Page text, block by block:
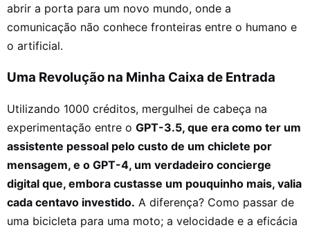
abrir a porta para um novo mundo, onde a
comunicação não conhece fronteiras entre o humano e
o artificial.
Uma Revolução na Minha Caixa de Entrada
Utilizando 1000 créditos, mergulhei de cabeça na
experimentação entre o GPT-3.5, que era como ter um
assistente pessoal pelo custo de um chiclete por
mensagem, e o GPT-4, um verdadeiro concierge
digital que, embora custasse um pouquinho mais, valia
cada centavo investido. A diferença? Como passar de
uma bicicleta para uma moto; a velocidade e a eficácia